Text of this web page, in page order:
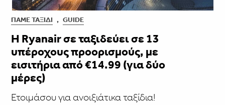
ΠΆΜΕ ΤΑΞΊΔΙ , GUIDE
Η Ryanair σε ταξιδεύει σε 13
υπέροχους προορισμούς, με
εισιτήρια από €14.99 (για δύο
μέρες)
Ετοιμάσου για ανοιξιάτικα ταξίδια!